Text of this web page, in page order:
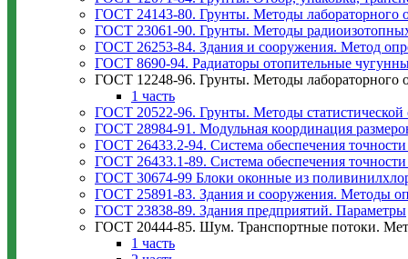
ГОСТ 24143-80. Грунты. Методы лабораторного
ГОСТ 23061-90. Грунты. Методы
ГОСТ 26253-84. Здания и сооружения. Метод
ГОСТ 8690-94. Радиаторы отопительные
ГОСТ 12248-96. Грунты. Методы лабораторного
1 часть
ГОСТ 20522-96. Грунты. Методы статистической
ГОСТ 28984-91. Модульная координация
ГОСТ 26433.2-94. Система обеспечения
ГОСТ 26433.1-89. Система обеспечения
ГОСТ 30674-99 Блоки оконные из
ГОСТ 25891-83. Здания и сооружения. Методы
ГОСТ 23838-89. Здания предприятий. Параметры
ГОСТ 20444-85. Шум. Транспортные потоки.
1 часть